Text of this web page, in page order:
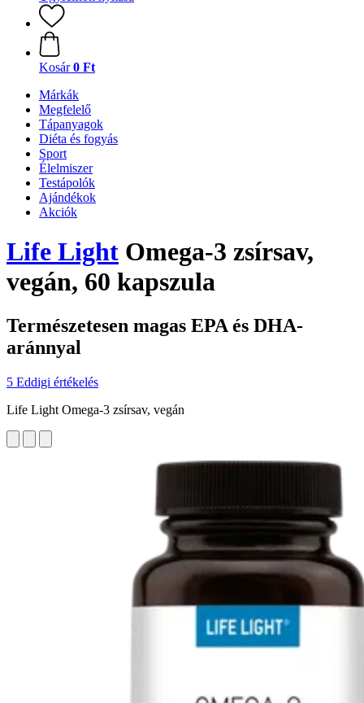
Kosár 0 Ft
Márkák
Megfelelő
Tápanyagok
Diéta és fogyás
Sport
Élelmiszer
Testápolók
Ajándékok
Akciók
Life Light Omega-3 zsírsav,
vegán, 60 kapszula
Természetesen magas EPA és DHA-
aránnyal
5 Eddigi értékelés
Life Light Omega-3 zsírsav, vegán